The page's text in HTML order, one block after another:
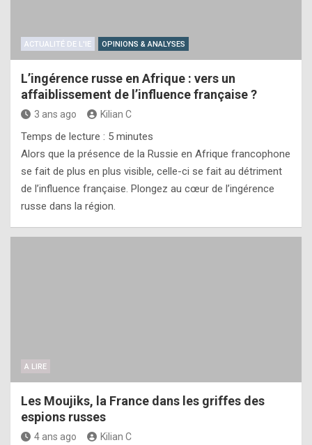
ACTUALITÉ DE L'IE OPINIONS & ANALYSES
L’ingérence russe en Afrique : vers un
affaiblissement de l’influence française ?
3 ans ago Kilian C
Temps de lecture : 5 minutes
Alors que la présence de la Russie en Afrique francophone
se fait de plus en plus visible, celle-ci se fait au détriment
de l’influence française. Plongez au cœur de l’ingérence
russe dans la région.
A LIRE
Les Moujiks, la France dans les griffes des
espions russes
4 ans ago Kilian C